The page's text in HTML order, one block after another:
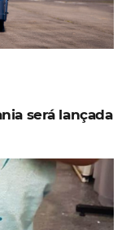
será lançada